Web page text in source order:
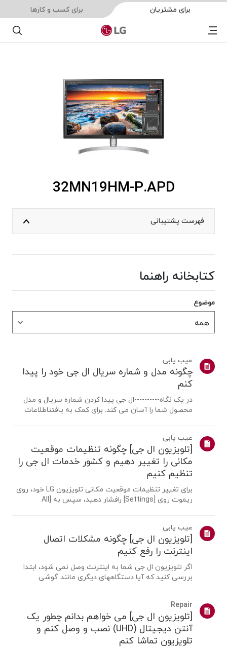
برای مشتریان برای کسب و کارها
Menu جستجو
32MN19HM-P.APD
فهرست پشتیبانی
کتابخانه راهنما
موضوع
عیب یابی
چگونه مدل و شماره سریال ال جی خود را پیدا
کنم
در یک نگاه----------ال جی پیدا کردن شماره سریال و مدل
محصول شما را آسان می کند. برای کمک به یافتناطلاعات
مدل ها ایجاد شده است، بنابرا...
عیب یابی
[تلویزیون ال جی] چگونه تنظیمات موقعیت
مکانی را تغییر دهیم و کشور خدمات ال جی را
تنظیم کنیم
برای تغییر تنظیمات موقعیت مکانی تلویزیون LG خود، روی
ریموت روی [Settings] رافشار دهید، سپس به [All
متفاوت باشد. تنظیمات ست تاپ باکس ممکناست برای
مدل...
عیب یابی
[تلویزیون ال جی] چگونه مشکلات اتصال
اینترنت را رفع کنیم
اگر تلویزیون ال جی شما به اینترنت وصل نمی شود، ابتدا
بررسی کنید که آیا دستگاههای دیگری مانند گوشی
مشکل از روتر یا ارائه دهنده اینترنت(ISP) ...
Repair
[تلویزیون ال جی] می خواهم بدانم چطور یک
آنتن دیجیتال (UHD) نصب و وصل کنم و
تلویزیون تماشا کنم